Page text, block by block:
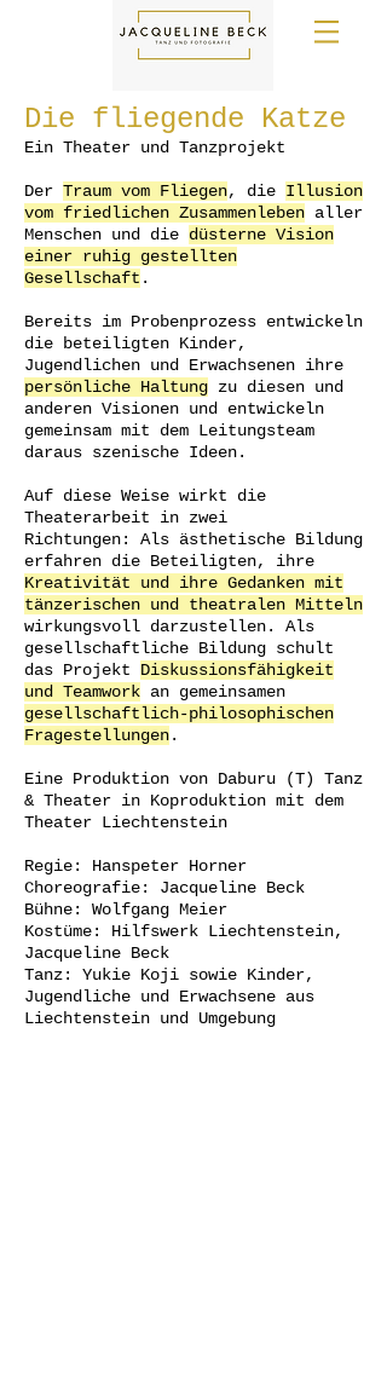
Die fliegende Katze
Ein Theater und Tanzprojekt
Der Traum vom Fliegen, die Illusion
vom friedlichen Zusammenleben aller
Menschen und die düsterne Vision
einer ruhig gestellten
Gesellschaft .
Bereits im Probenprozess entwickeln
die beteiligten Kinder,
Jugendlichen und Erwachsenen ihre
persönliche Haltung zu diesen und
anderen Visionen und entwickeln
gemeinsam mit dem Leitungsteam
daraus szenische Ideen.
Auf diese Weise wirkt die
Theaterarbeit in zwei
Richtungen: Als ästhetische Bildung
erfahren die Beteiligten, ihre
Kreativität und ihre Gedanken mit
tänzerischen und theatralen Mitteln
wirkungsvoll darzustellen. Als
gesellschaftliche Bildung schult
das Projekt Diskussionsfähigkeit
und Teamwork an gemeinsamen
gesellschaftlich-philosophischen
Fragestellungen.
Eine Produktion von Daburu (T) Tanz
& Theater in Koproduktion mit dem
Theater Liechtenstein
Regie: Hanspeter Horner
Choreografie: Jacqueline Beck
Bühne: Wolfgang Meier
Kostüme: Hilfswerk Liechtenstein,
Jacqueline Beck
Tanz: Yukie Koji sowie Kinder,
Jugendliche und Erwachsene aus
Liechtenstein und Umgebung